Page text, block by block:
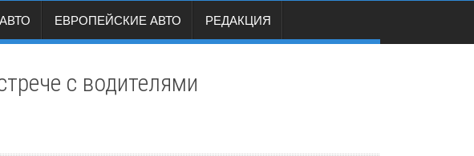
ЕВРОПЕЙСКИЕ АВТО РЕДАКЦИЯ
с водителями